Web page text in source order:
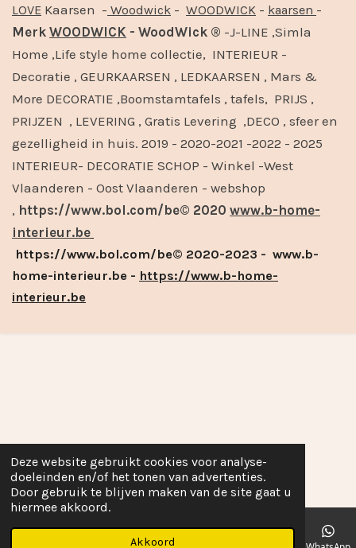
Deze website gebruikt cookies voor analyse-
doeleinden en/of het tonen van advertenties.
Door gebruik te blijven maken van de site gaat u
hiermee akkoord.
Akkoord
LOVE Kaarsen - Woodwick - WOODWICK - kaarsen -
Merk WOODWICK - WoodWick ® -J-LINE ,Simla
Home ,Life style home collectie, INTERIEUR -
Decoratie , GEURKAARSEN , LEDKAARSEN , Mars &
More DECORATIE ,Boomstamtafels , tafels, PRIJS ,
PRIJZEN , LEVERING , Gratis Levering ,DECO , sfeer en
gezelligheid in huis. 2019 - 2020-2021 -2022 - 2025
INTERIEUR- DECORATIE SCHOP - Winkel -West
Vlaanderen - Oost Vlaanderen - webshop
, https://www.bol.com/be© 2020 www.b-home-
interieur.be
https://www.bol.com/be© 2020-2023 - www.b-
home-interieur.be - https://www.b-home-
interieur.be